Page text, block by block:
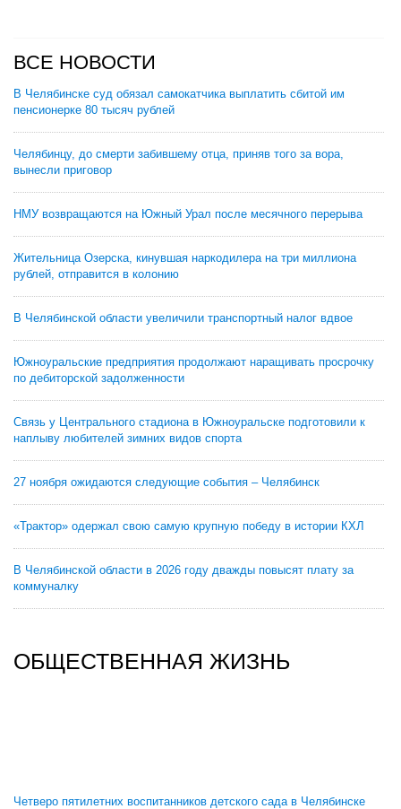
ВСЕ НОВОСТИ
В Челябинске суд обязал самокатчика выплатить сбитой им
пенсионерке 80 тысяч рублей
Челябинцу, до смерти забившему отца, приняв того за вора,
вынесли приговор
НМУ возвращаются на Южный Урал после месячного перерыва
Жительница Озерска, кинувшая наркодилера на три миллиона
рублей, отправится в колонию
В Челябинской области увеличили транспортный налог вдвое
Южноуральские предприятия продолжают наращивать просрочку
по дебиторской задолженности
Связь у Центрального стадиона в Южноуральске подготовили к
наплыву любителей зимних видов спорта
27 ноября ожидаются следующие события – Челябинск
«Трактор» одержал свою самую крупную победу в истории КХЛ
В Челябинской области в 2026 году дважды повысят плату за
коммуналку
ОБЩЕСТВЕННАЯ ЖИЗНЬ
Четверо пятилетних воспитанников детского сада в Челябинске